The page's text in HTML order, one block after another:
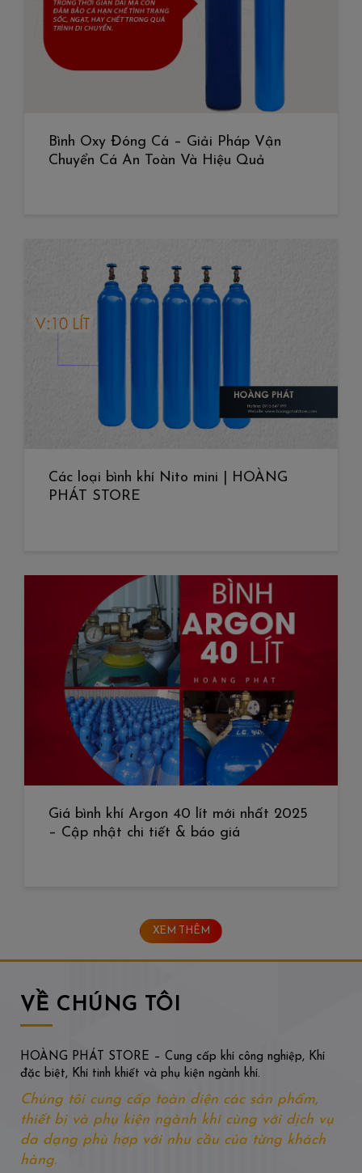
Bình Oxy Đóng Cá – Giải Pháp Vận
Chuyển Cá An Toàn Và Hiệu Quả
Các loại bình khí Nito mini | HOÀNG
PHÁT STORE
Giá bình khí Argon 40 lít mới nhất 2025
– Cập nhật chi tiết & báo giá
XEM THÊM
VỀ CHÚNG TÔI
HOÀNG PHÁT STORE – Cung cấp khí công nghiệp, Khí
đặc biệt, Khí tinh khiết và phụ kiện ngành khí.
Chúng tôi cung cấp toàn diện các sản phẩm,
thiết bị và phụ kiện ngành khí cùng với dịch vụ
da dạng phù hợp với nhu cầu của từng khách
hàng.